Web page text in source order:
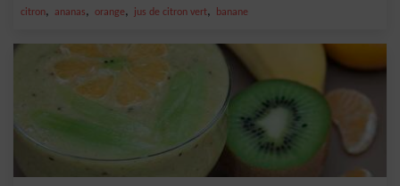
citron, ananas, orange, jus de citron vert, banane